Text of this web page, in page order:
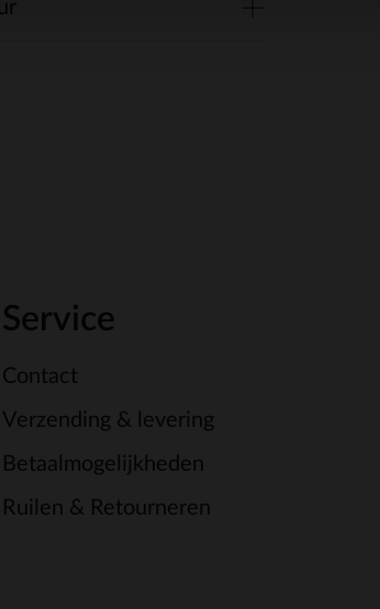
Service
Contact
Verzending & levering
Betaalmogelijkheden
Ruilen & Retourneren